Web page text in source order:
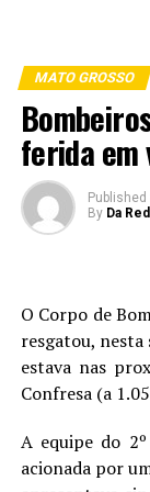
MATO GROSSO
ferida em
Published
By Da
O Corpo de
resgatou, nesta
estava nas
Confresa (a
A equipe do
acionada por